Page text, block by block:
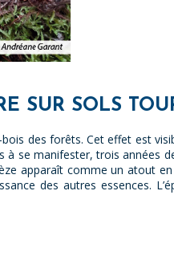
SUR SOLS
des forêts. Cet effet est
se manifester, trois années
apparaît comme un atout
des autres essences.